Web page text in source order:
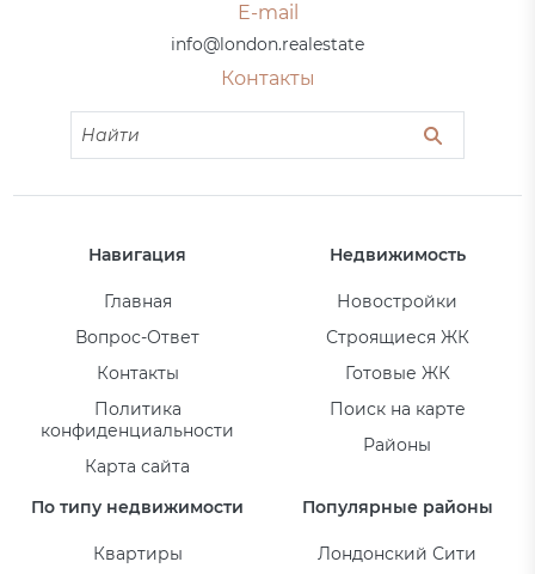
E-mail
info@london.realestate
Контакты
Навигация
Главная
Вопрос-Ответ
Контакты
Политика
конфиденциальности
Карта сайта
Недвижимость
Новостройки
Строящиеся ЖК
Готовые ЖК
Поиск на карте
Районы
По типу недвижимости
Квартиры
Популярные районы
Лондонский Сити